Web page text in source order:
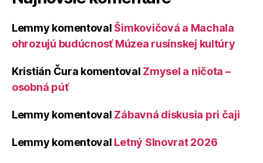
Lemmy komentoval Šimkovičová a Machala
ohrozujú budúcnosť Múzea rusínskej kultúry
Kristián Čura komentoval Zmysel a ničota –
osobná púť
Lemmy komentoval Zábavná diskusia pri čaji
Lemmy komentoval Letný Slnovrat 2026